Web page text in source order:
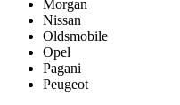
Morgan
Nissan
Oldsmobile
Opel
Pagani
Peugeot